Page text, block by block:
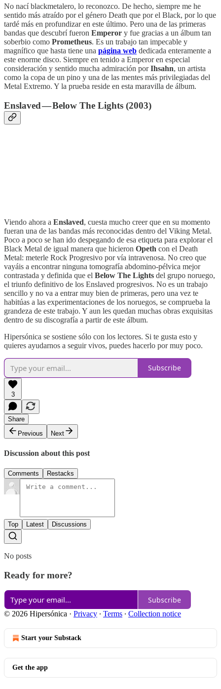
No nací blackmetalero, lo reconozco. De hecho, siempre me he
sentido más atraído por el género Death que por el Black, por lo que
tardé más en profundizar en este último. Pero una de las primeras
bandas que descubrí fueron Emperor y fue gracias a un álbum tan
soberbio como Prometheus. Es un trabajo tan impecable y
magnífico que hasta tiene una página web dedicada enteramente a
este enorme disco. Siempre en tenido a Emperor en especial
consideración y sentido mucha admiración porIhsahn, un artista
como la copa de un pino y una de las mentes más privilegiadas del
Metal Extremo. Y la prueba reside en esta maravilla de álbum.
Enslaved — Below The Lights (2003)
Viendo ahora a Enslaved, cuesta mucho creer que en su momento
fueran una de las bandas más reconocidas dentro del Viking Metal.
Poco a poco se han ido despegando de esa etiqueta para explorar el
Black Metal de igual manera que hicieron Opeth con el Death
Metal: meterle Rock Progresivo por vía intravenosa. No creo que
vayáis a encontrar ninguna tomografía abdomino-pélvica mejor
contrastada y definida que el Below The Lights del grupo noruego,
el triunfo definitivo de los Enslaved progresivos. No es un trabajo
sencillo y no va a entrar muy bien de primeras, pero una vez te
habitúas a las experimentaciones de los noruegos, se comprueba la
grandeza de este trabajo. Y aun les quedan muchas obras exquisitas
dentro de su discografía a partir de este álbum.
Hipersónica se sostiene sólo con los lectores. Si te gusta esto y
quieres ayudarnos a seguir vivos, puedes hacerlo por muy poco.
Subscribe
3
Share
Previous
Next
Discussion about this post
Comments Restacks
Top Latest Discussions
No posts
Ready for more?
Subscribe
© 2026 Hipersónica · Privacy ∙ Terms ∙ Collection notice
Start your Substack
Get the app